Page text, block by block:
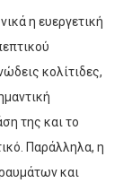
η ευεργετική
κολίτιδες,
της και το
Παράλληλα, η
και